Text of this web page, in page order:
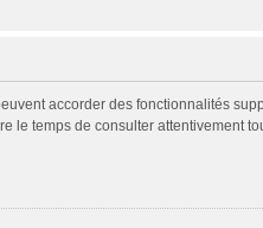
accorder des fonctionnalités
le temps de consulter attentivement